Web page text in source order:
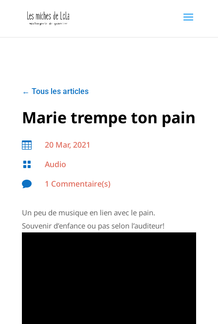
← Tous les articles
Marie trempe ton pain
 20 Mar, 2021
 Audio
 1 Commentaire(s)
Un peu de musique en lien avec le pain.
Souvenir d’enfance ou pas selon l’auditeur!